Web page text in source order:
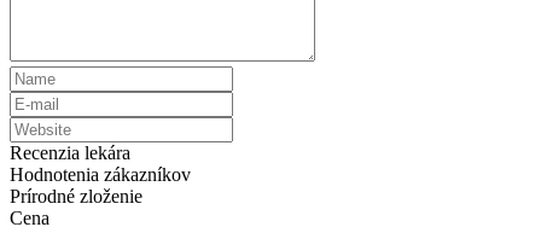
Recenzia lekára
Hodnotenia zákazníkov
Prírodné zloženie
Cena